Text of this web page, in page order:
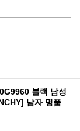
블랙 남성
남자 명품